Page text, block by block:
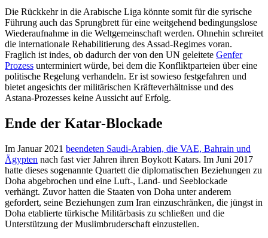
Die Rückkehr in die Arabische Liga könnte somit für die syrische
Führung auch das Sprungbrett für eine weitgehend bedin­gungslose
Wiederaufnahme in die Welt­gemein­schaft werden. Ohnehin schreitet
die inter­nationale Rehabilitierung des Assad-Regimes voran.
Fraglich ist indes, ob dadurch der von den UN geleitete Genfer
Prozess unterminiert würde, bei dem die Konfliktparteien über eine
politische Rege­lung verhandeln. Er ist sowieso festgefahren und
bietet angesichts der militärischen Kräfteverhältnisse und des
Astana-Prozesses keine Aussicht auf Erfolg.
Ende der Katar-Blockade
Im Januar 2021 beendeten Saudi-Arabien, die VAE, Bahrain und
Ägypten nach fast vier Jahren ihren Boykott Katars. Im Juni 2017
hatte dieses sogenannte Quartett die diplomatischen Beziehungen zu
Doha ab­gebrochen und eine Luft-, Land- und See­blockade
verhängt. Zuvor hatten die Staa­ten von Doha unter anderem
gefordert, seine Beziehungen zum Iran einzuschränken, die jüngst in
Doha etablierte türkische Militärbasis zu schließen und die
Unterstüt­zung der Muslimbruderschaft einzustellen.